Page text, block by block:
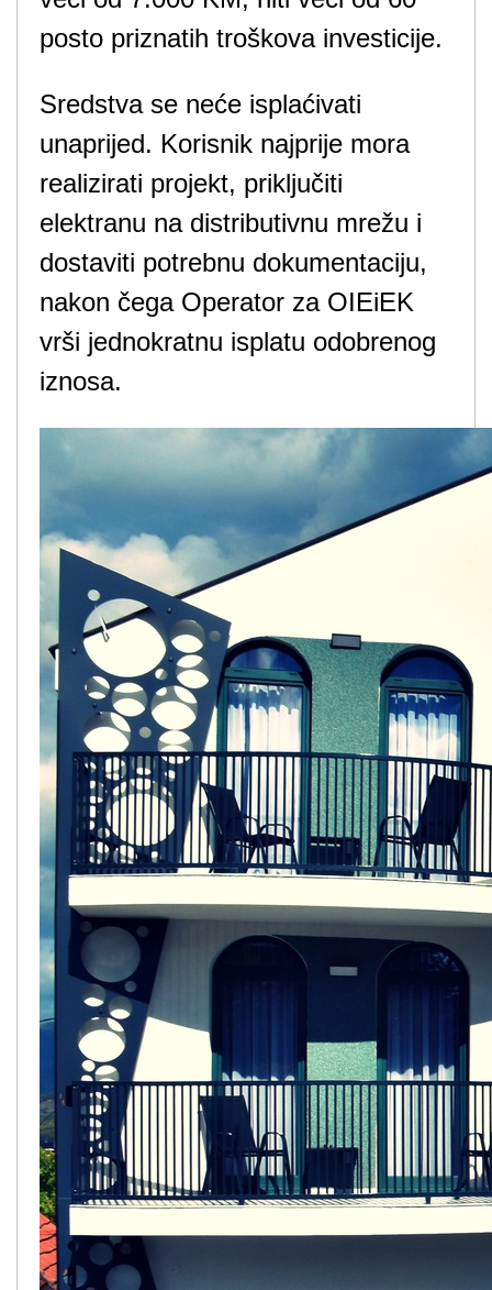
posto priznatih troškova investicije.
Sredstva se neće isplaćivati ​​
unaprijed. Korisnik najprije mora
realizirati projekt, priključiti
elektranu na distributivnu mrežu i
dostaviti potrebnu dokumentaciju,
nakon čega Operator za OIEiEK
vrši jednokratnu isplatu odobrenog
iznosa.